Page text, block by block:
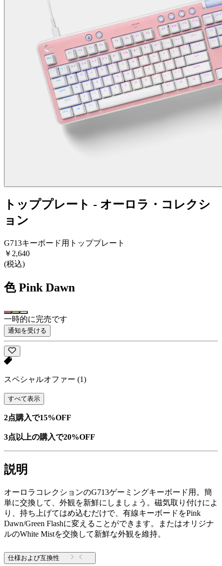
トッププレート - オーロラ・コレクシ
ョン
G713キーボード用トッププレート
￥2,640
(税込)
色 Pink Dawn
一時的に完売です
通知を受ける
スペシャルオファー (1)
すべて表示
2点購入で15%OFF
3点以上の購入で20%OFF
説明
オーロラコレクションのG713ゲーミングキーボード用。簡
単に交換して、外観を新鮮にしましょう。磁気取り付けによ
り、持ち上げてはめ込むだけで、有線キーボードをPink
Dawn/Green Flashに変えることができます。またはオリジナ
ルのWhite Mistを交換して新鮮な外観を維持。
仕様および互換性